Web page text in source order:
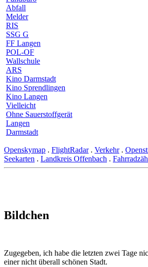
Abfall
Melder
RIS
SSG G
FF Langen
POL-OF
Wallschule
ARS
Kino Darmstadt
Kino Sprendlingen
Kino Langen
Vielleicht
Ohne Sauerstoffgerät
Langen
Darmstadt
Openskymap . FlightRadar. Verkehr.
Seekarten . Landkreis Offenbach .
Bildchen
Zugegeben, ich habe die letzten zwei Tage
einer nicht überall schönen Stadt.